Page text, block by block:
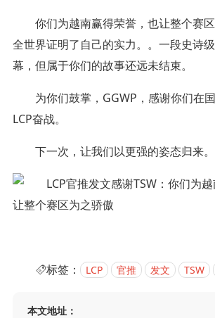
你们为越南赢得荣誉，也让整个赛
全世界证明了自己的实力。。一段史诗
幕，但属于你们的故事还远未结束。
为你们鼓掌，GGWP，感谢你们在
LCP奋战。
下一次，让我们以更强的姿态归来。
标签： LCP 官推 发文 TSW
本文地址：